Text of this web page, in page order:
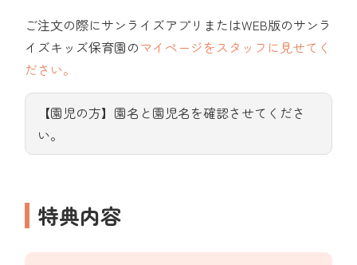
ご注文の際にサンライズアプリまたはWEB版のサンラ
イズキッズ保育園のマイページをスタッフに見せてく
ださい。
【園児の方】園名と園児名を確認させてくださ
い。
特典内容